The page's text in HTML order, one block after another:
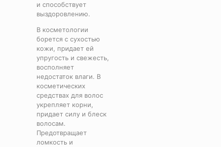
и способствует
выздоровлению.
В косметологии
борется с сухостью
кожи, придает ей
упругость и свежесть,
восполняет
недостаток влаги. В
косметических
средствах для волос
укрепляет корни,
придает силу и блеск
волосам.
Предотвращает
ломкость и